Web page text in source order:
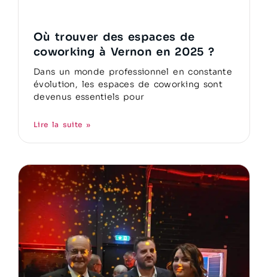
Où trouver des espaces de
coworking à Vernon en 2025 ?
Dans un monde professionnel en constante
évolution, les espaces de coworking sont
devenus essentiels pour
Lire la suite »